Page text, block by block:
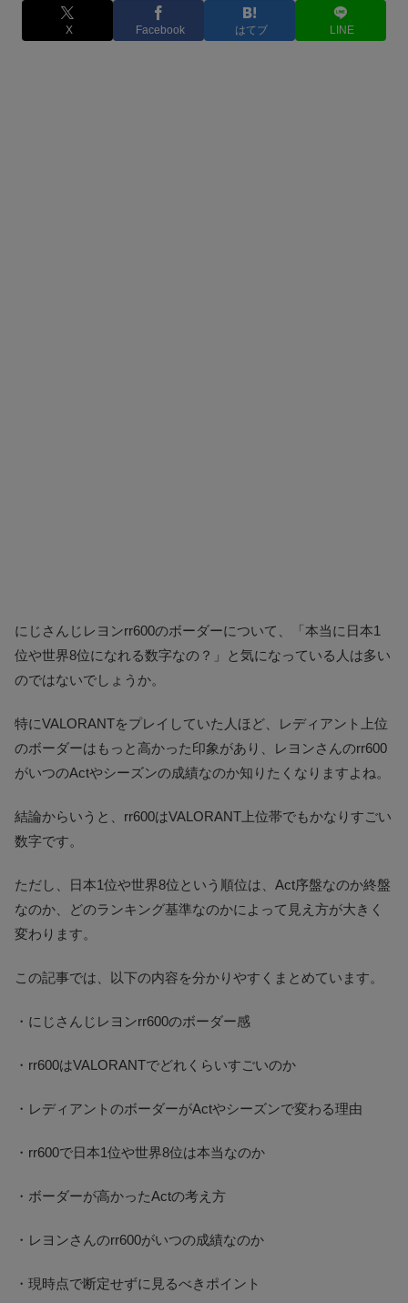
X Facebook はてブ LINE
にじさんじレヨンrr600のボーダーについて、「本当に日本1
位や世界8位になれる数字なの？」と気になっている人は多い
のではないでしょうか。
特にVALORANTをプレイしていた人ほど、レディアント上位
のボーダーはもっと高かった印象があり、レヨンさんのrr600
がいつのActやシーズンの成績なのか知りたくなりますよね。
結論からいうと、rr600はVALORANT上位帯でもかなりすごい
数字です。
ただし、日本1位や世界8位という順位は、Act序盤なのか終盤
なのか、どのランキング基準なのかによって見え方が大きく
変わります。
この記事では、以下の内容を分かりやすくまとめています。
・にじさんじレヨンrr600のボーダー感
・rr600はVALORANTでどれくらいすごいのか
・レディアントのボーダーがActやシーズンで変わる理由
・rr600で日本1位や世界8位は本当なのか
・ボーダーが高かったActの考え方
・レヨンさんのrr600がいつの成績なのか
・現時点で断定せずに見るべきポイント